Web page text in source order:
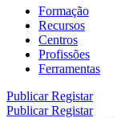
Formação
Recursos
Centros
Profissões
Ferramentas
PublicarRegistar
PublicarRegistar